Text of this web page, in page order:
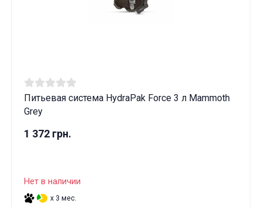
Питьевая система HydraPak Force 3 л Mammoth
Grey
1 372 грн.
Нет в наличии
x 3 мес.